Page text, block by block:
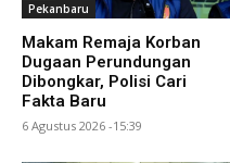
Pekanbaru
Makam Remaja Korban
Dugaan Perundungan
Dibongkar, Polisi Cari
Fakta Baru
6 Agustus 2026 -15:39